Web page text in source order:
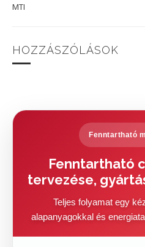
MTI
HOZZÁSZÓLÁSOK
Fenntartható
Fenntartható
tervezése,
Teljes folyamat egy
alapanyagokkal és